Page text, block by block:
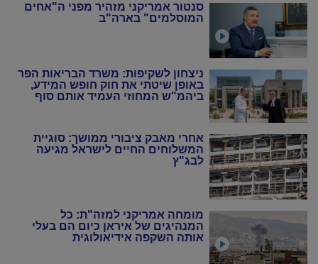
סנטור אמריקני מזהיר מפני ה"אחים
המוסלמים" בארה"ב
ניצחון לשקיפות: משרד הבריאות הפר
באופן שיטתי את חוק חופש המידע,
ביהמ"ש המחוזי העמיד אותם סוף
אחרי מאבק ציבורי ממושך: סוגיית
המשלוחים החיים לישראל מגיעה
לבג"ץ
מומחה אמריקני למזה"ת: כל
המנהיגים של איראן כיום הם בעלי
אותה השקפה אידיאולוגית